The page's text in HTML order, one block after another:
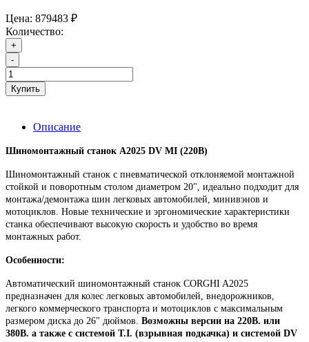
Цена: 879483 ₽
Количество:
+
-
Купить
Описание
Шиномонтажный станок A2025 DV MI (220B)
Шиномонтажный станок с пневматической отклоняемой монтажной
стойкой и поворотным столом диаметром 20", идеально подходит для
монтажа/демонтажа шин легковых автомобилей, минивэнов и
мотоциклов. Новые технические и эргономические характеристики
станка обеспечивают высокую скорость и удобство во время
монтажных работ.
Особенности:
Автоматический шиномонтажный станок CORGHI A2025
предназначен для колес легковых автомобилей, внедорожников,
легкого коммерческого транспорта и мотоциклов с максимальным
размером диска до 26" дюймов. Возможны версии на 220В. или
380В. а также с системой T.I. (взрывная подкачка) и системой DV